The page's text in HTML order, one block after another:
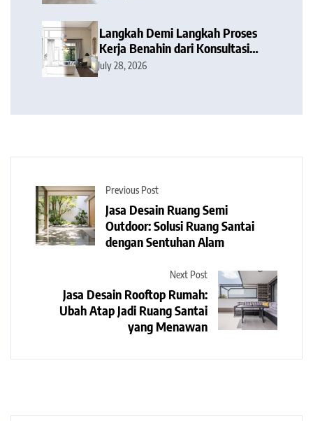
Langkah Demi Langkah Proses
Kerja Benahin dari Konsultasi
hingga Serah Terima Kunci
July 28, 2026
Previous Post
Jasa Desain Ruang Semi
Outdoor: Solusi Ruang Santai
dengan Sentuhan Alam
Next Post
Jasa Desain Rooftop Rumah:
Ubah Atap Jadi Ruang Santai
yang Menawan